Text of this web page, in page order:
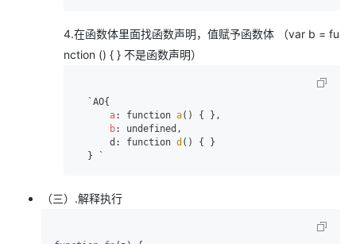
4.在函数体里面找函数声明，值赋予函数体 （var b = fu
nction () { } 不是函数声明）
a: function a() { },
b: undefined,
      d: function
d () { }
（三）.解释执行